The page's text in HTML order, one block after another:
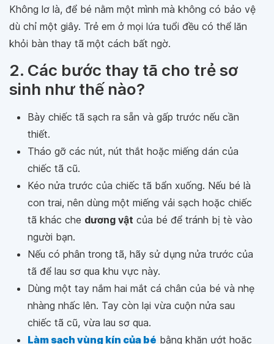
Không lơ là, để bé nằm một mình mà không có bảo vệ
dù chỉ một giây. Trẻ em ở mọi lứa tuổi đều có thể lăn
khỏi bàn thay tã một cách bất ngờ.
2. Các bước thay tã cho trẻ sơ
sinh như thế nào?
Bày chiếc tã sạch ra sẵn và gấp trước nếu cần
thiết.
Tháo gỡ các nút, nút thắt hoặc miếng dán của
chiếc tã cũ.
Kéo nửa trước của chiếc tã bẩn xuống. Nếu bé là
con trai, nên dùng một miếng vải sạch hoặc chiếc
tã khác che dương vật của bé để tránh bị tè vào
người bạn.
Nếu có phân trong tã, hãy sử dụng nửa trước của
tã để lau sơ qua khu vực này.
Dùng một tay nắm hai mắt cá chân của bé và nhẹ
nhàng nhấc lên. Tay còn lại vừa cuộn nửa sau
chiếc tã cũ, vừa lau sơ qua.
Làm sạch vùng kín của bé bằng khăn ướt hoặc